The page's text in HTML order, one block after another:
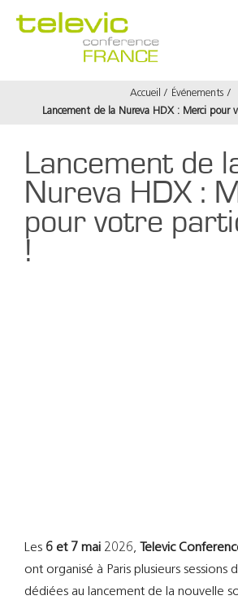
Accueil
Événements
Lancement de la Nureva HDX : Merci pour
Lancement de
Nureva HDX :
pour votre
!
Les6 et 7 mai2026, Televic
ont organisé à Paris plusieurs sessions
dédiées au lancement de la nouvelle